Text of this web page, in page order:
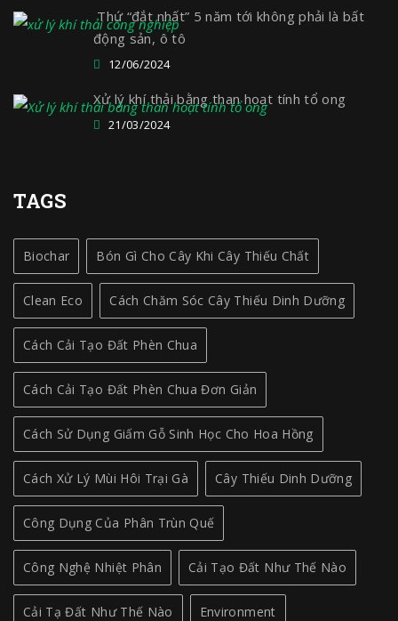
Thứ “đắt nhất” 5 năm tới không phải là bất
động sản, ô tô
12/06/2024
Xử lý khí thải bằng than hoạt tính tổ ong
21/03/2024
TAGS
Biochar Bón Gì Cho Cây Khi Cây Thiếu Chất
Clean Eco Cách Chăm Sóc Cây Thiếu Dinh Dưỡng
Cách Cải Tạo Đất Phèn Chua
Cách Cải Tạo Đất Phèn Chua Đơn Giản
Cách Sử Dụng Giấm Gỗ Sinh Học Cho Hoa Hồng
Cách Xử Lý Mùi Hôi Trại Gà Cây Thiếu Dinh Dưỡng
Công Dụng Của Phân Trùn Quế
Công Nghệ Nhiệt Phân Cải Tạo Đất Như Thế Nào
Cải Tạ Đất Như Thế Nào Environment